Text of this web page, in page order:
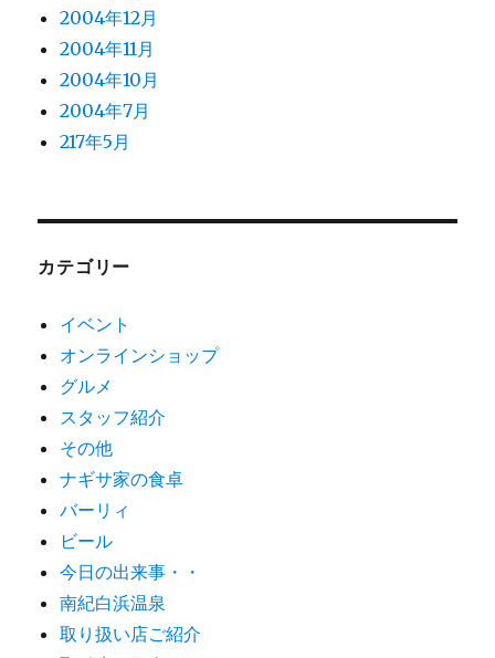
2004年12月
2004年11月
2004年10月
2004年7月
217年5月
カテゴリー
イベント
オンラインショップ
グルメ
スタッフ紹介
その他
ナギサ家の食卓
バーリィ
ビール
今日の出来事・・
南紀白浜温泉
取り扱い店ご紹介